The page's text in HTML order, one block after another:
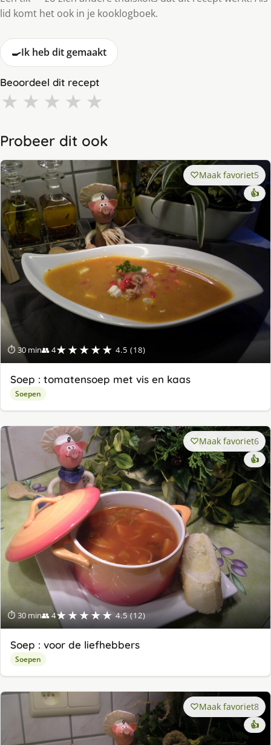
lid komt het ook in je kooklogboek.
🍳Ik heb dit gemaakt
Beoordeel dit recept
★ ★ ★ ★ ★
Probeer dit ook
⏱ 30 min👥 4★★★★★ 4.5 (18)
Maak favoriet5
👍
Soep : tomatensoep met vis en kaas
Soepen
⏱ 30 min👥 4★★★★★ 4.5 (12)
Maak favoriet6
👍
Soep : voor de liefhebbers
Soepen
Maak favoriet8
👍